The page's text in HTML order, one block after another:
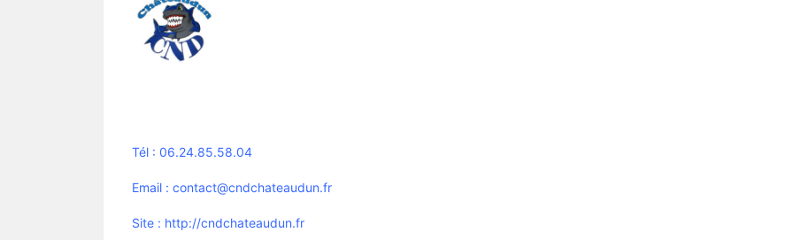
Tél : 06.24.85.58.04
Email : contact@cndchateaudun.fr
Site : http://cndchateaudun.fr